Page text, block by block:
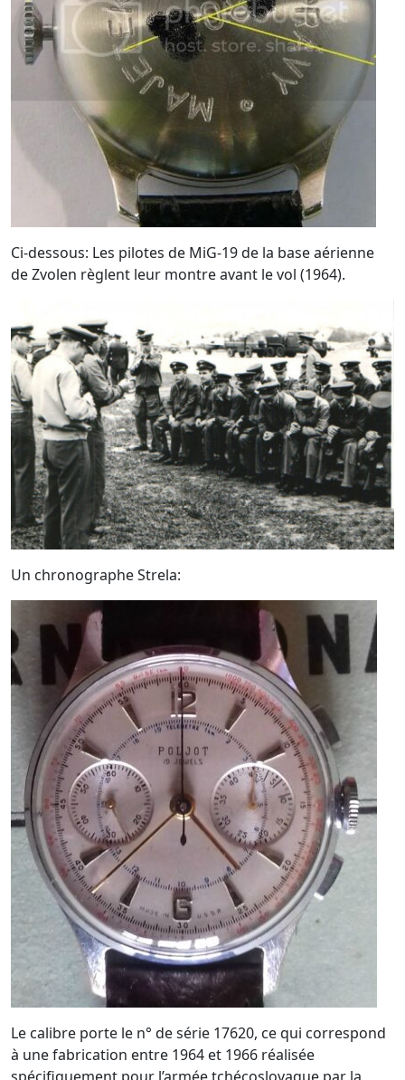
Ci-dessous: Les pilotes de MiG-19 de la base aérienne
de Zvolen règlent leur montre avant le vol (1964).
Un chronographe Strela:
Le calibre porte le n° de série 17620, ce qui correspond
à une fabrication entre 1964 et 1966 réalisée
spécifiquement pour l’armée tchécoslovaque par la